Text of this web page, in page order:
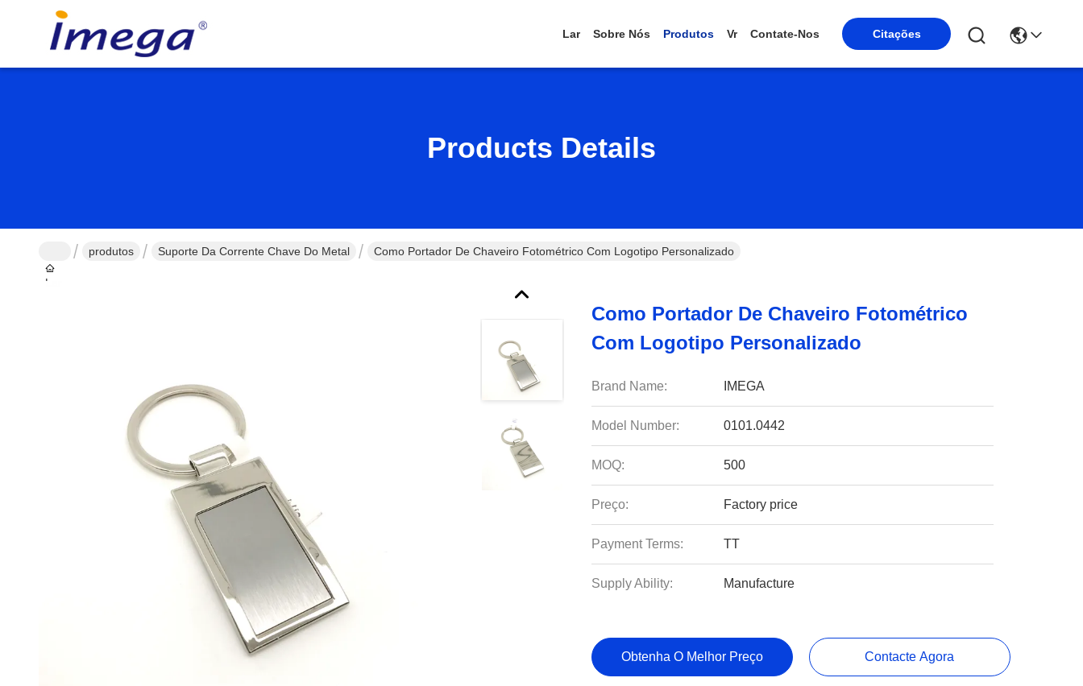
Lar Sobre Nós Produtos Vr Contate-Nos Citações
Products Details
Lar
produtos Suporte Da Corrente Chave Do Metal Como Portador De Chaveiro Fotométrico Com Logotipo Personalizado
Como Portador De Chaveiro Fotométrico
Com Logotipo Personalizado
Brand Name: IMEGA
Model Number: 0101.0442
MOQ: 500
Preço: Factory price
Payment Terms: TT
Supply Ability: Manufacture
Obtenha O Melhor Preço Contacte Agora